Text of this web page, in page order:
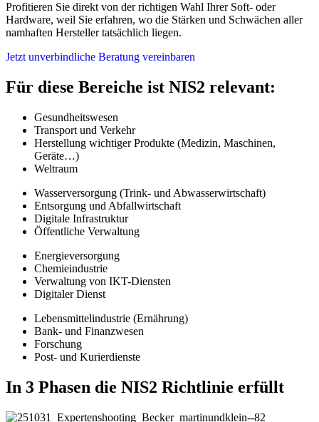
Profitieren Sie direkt von der richtigen Wahl Ihrer Soft- oder
Hardware, weil Sie erfahren, wo die Stärken und Schwächen aller
namhaften Hersteller tatsächlich liegen.
Jetzt unverbindliche Beratung vereinbaren
Für diese Bereiche ist NIS2 relevant:
Gesundheitswesen
Transport und Verkehr
Herstellung wichtiger Produkte (Medizin, Maschinen,
Geräte…)
Weltraum
Wasserversorgung (Trink- und Abwasserwirtschaft)
Entsorgung und Abfallwirtschaft
Digitale Infrastruktur
Öffentliche Verwaltung
Energieversorgung
Chemieindustrie
Verwaltung von IKT-Diensten
Digitaler Dienst
Lebensmittelindustrie (Ernährung)
Bank- und Finanzwesen
Forschung
Post- und Kurierdienste
In 3 Phasen die NIS2 Richtlinie erfüllt